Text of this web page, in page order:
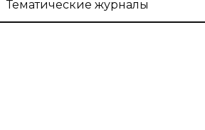
Тематические журналы